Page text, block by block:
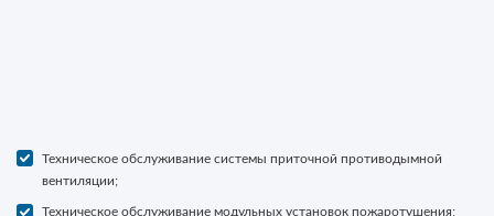
Техническое обслуживание системы приточной противодымной
вентиляции;
Техническое обслуживание модульных установок пожаротушения;